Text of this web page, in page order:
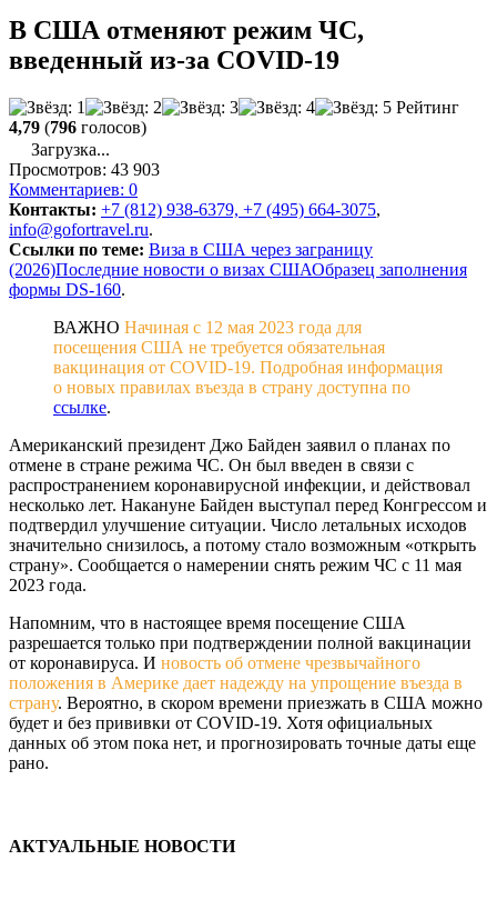
В США отменяют режим ЧС,
введенный из-за COVID-19
Рейтинг
4,79 (796 голосов)
Загрузка...
Просмотров: 43 903
Комментариев: 0
Контакты: +7 (812) 938-6379, +7 (495) 664-3075,
info@gofortravel.ru.
Ссылки по теме: Виза в США через заграницу
(2026)Последние новости о визах СШАОбразец заполнения
формы DS-160.
ВАЖНО Начиная с 12 мая 2023 года для
посещения США не требуется обязательная
вакцинация от COVID-19. Подробная информация
о новых правилах въезда в страну доступна по
ссылке.
Американский президент Джо Байден заявил о планах по
отмене в стране режима ЧС. Он был введен в связи с
распространением коронавирусной инфекции, и действовал
несколько лет. Накануне Байден выступал перед Конгрессом и
подтвердил улучшение ситуации. Число летальных исходов
значительно снизилось, а потому стало возможным «открыть
страну». Сообщается о намерении снять режим ЧС с 11 мая
2023 года.
Напомним, что в настоящее время посещение США
разрешается только при подтверждении полной вакцинации
от коронавируса. И новость об отмене чрезвычайного
положения в Америке дает надежду на упрощение въезда в
страну. Вероятно, в скором времени приезжать в США можно
будет и без прививки от COVID-19. Хотя официальных
данных об этом пока нет, и прогнозировать точные даты еще
рано.
АКТУАЛЬНЫЕ НОВОСТИ